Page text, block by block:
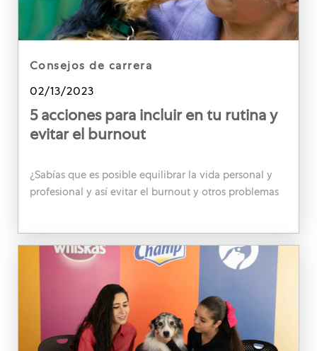
category
consejos de carrera
Posted date
02/13/2023
5 acciones para incluir en tu rutina y
evitar el burnout
¿Sabías que es posible equilibrar la vida personal y
profesional y así evitar el burnout y otros problemas